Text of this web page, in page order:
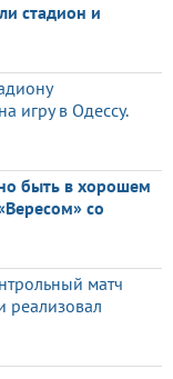
стадион и
игру в Одессу.
быть в хорошем
со
матч
реализовал